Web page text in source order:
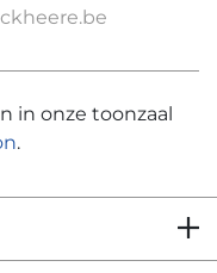
in onze toonzaal
.